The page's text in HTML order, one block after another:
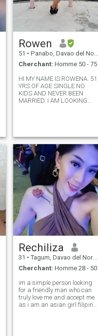
Rowen
51 • Panabo, Davao del Norte, Philippines
Cherchant: Homme 50 - 75
HI MY NAME IS ROWENA. 51
YRS OF AGE SINGLE NO
KIDS AND NEVER BEEN
MARRIED. I AM LOOKING
PRINCIPLES AND MORALS
HAVE LOYAL AND
RESPECTFUL. I USED THIS
SITE TO FIND A STRONG
CONN
Rechiliza
31 • Tagum, Davao del Norte, Philippines
Cherchant: Homme 28 - 50
im a simple person looking
for a friendly man who can
truly love me and accept me
as i am an asian girl filipina